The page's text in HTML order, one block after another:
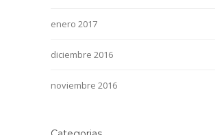
enero 2017
diciembre 2016
noviembre 2016